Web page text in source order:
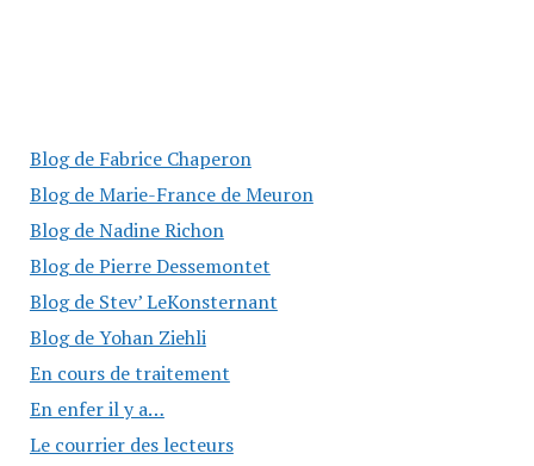
Blog de Fabrice Chaperon
Blog de Marie-France de Meuron
Blog de Nadine Richon
Blog de Pierre Dessemontet
Blog de Stev’ LeKonsternant
Blog de Yohan Ziehli
En cours de traitement
En enfer il y a…
Le courrier des lecteurs